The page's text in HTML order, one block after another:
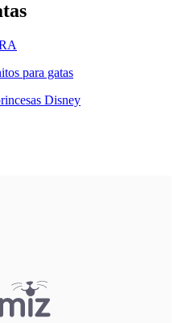
para gatas
Disney